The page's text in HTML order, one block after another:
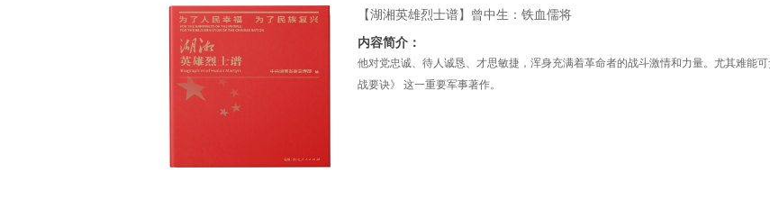
【湖湘英雄烈士谱】曾中生：铁血儒将
内容简介：
他对党忠诚、待人诚恳、才思敏捷，浑身充满着革命者的战斗激情和力量。尤其难能
战要诀》 这一重要军事著作。